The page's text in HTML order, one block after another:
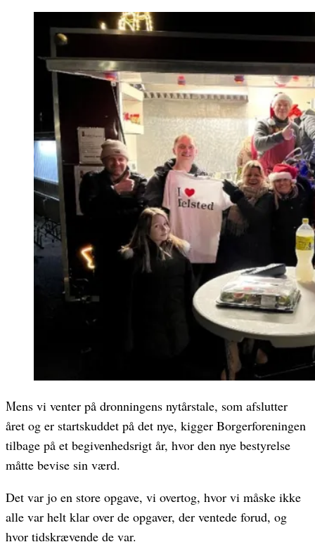
Mens vi venter på dronningens nytårstale, som afslutter
året og er startskuddet på det nye, kigger Borgerforeningen
tilbage på et begivenhedsrigt år, hvor den nye bestyrelse
måtte bevise sin værd.
Det var jo en store opgave, vi overtog, hvor vi måske ikke
alle var helt klar over de opgaver, der ventede forud, og
hvor tidskrævende de var.